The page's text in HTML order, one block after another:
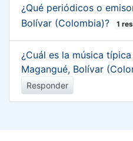
¿Qué periódicos o
Bolívar (Colombia)?
1
¿Cuál es la música
Magangué, Bolívar
Responder